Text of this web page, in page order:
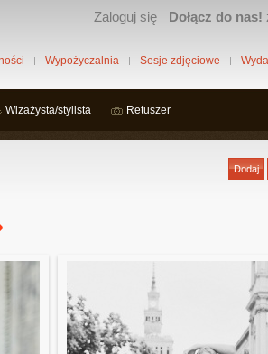
Zaloguj się Dołącz do nas!
Wypożyczalnia Sesje zdjęciowe
Wizażysta/stylista Retuszer